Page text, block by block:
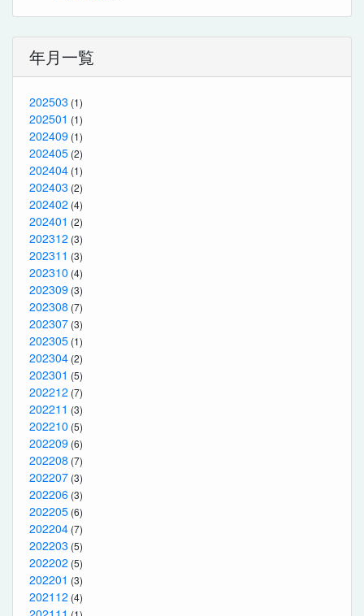
年月一覧
202503 (1)
202501 (1)
202409 (1)
202405 (2)
202404 (1)
202403 (2)
202402 (4)
202401 (2)
202312 (3)
202311 (3)
202310 (4)
202309 (3)
202308 (7)
202307 (3)
202305 (1)
202304 (2)
202301 (5)
202212 (7)
202211 (3)
202210 (5)
202209 (6)
202208 (7)
202207 (3)
202206 (3)
202205 (6)
202204 (7)
202203 (5)
202202 (5)
202201 (3)
202112 (4)